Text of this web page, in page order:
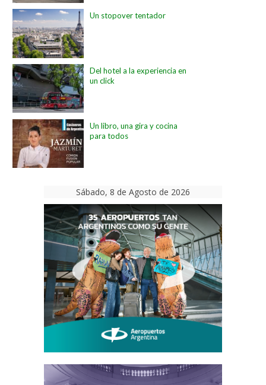
Un stopover tentador
Del hotel a la experiencia en
un click
Un libro, una gira y cocina
para todos
Sábado, 8 de Agosto de 2026